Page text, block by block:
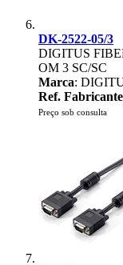
DK-2522-05/3
DIGITUS
OM 3 SC/SC
Marca:
Ref. Fabricante
Preço sob consulta